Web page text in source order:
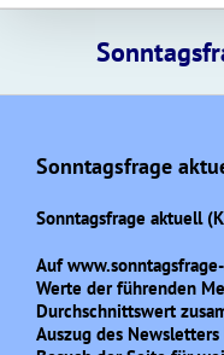
Sonntagsfrage
Sonntagsfrage aktuell
Auf
Werte der führenden
Durchschnittswert
Auszug des